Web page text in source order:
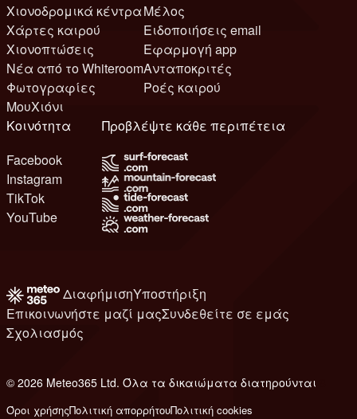
Χιονοδρομικά κέντρα
Χάρτες καιρού
Χιονοπτώσεις
Νέα από το Whiteroom
Φωτογραφίες
ΜουΧιόνι
Μέλος
Ειδοποιήσεις email
Εφαρμογή app
Ανταποκριτές
Ροές καιρού
Κοινότητα
Facebook
Instagram
TikTok
YouTube
Προβλέψτε κάθε περιπέτεια
ΔιαφήμισηΥποστήριξη
Επικοινωνήστε μαζί μαςΣυνδεθείτε σε εμάς
Σχολιασμός
© 2026 Meteo365 Ltd. Όλα τα δικαιώματα διατηρούνται
Όροι χρήσηςΠολιτική απορρήτουΠολιτική cookies